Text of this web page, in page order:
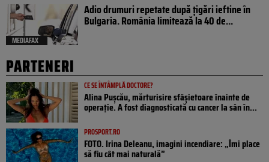
MEDIAFAX
Adio drumuri repetate după țigări ieftine în
Bulgaria. România limitează la 40 de...
PARTENERI
CE SE ÎNTÂMPLĂ DOCTORE?
Alina Pușcău, mărturisire sfâșietoare înainte de
operație. A fost diagnosticată cu cancer la sân în...
PROSPORT.RO
FOTO. Irina Deleanu, imagini incendiare: „Îmi place
să fiu cât mai naturală”